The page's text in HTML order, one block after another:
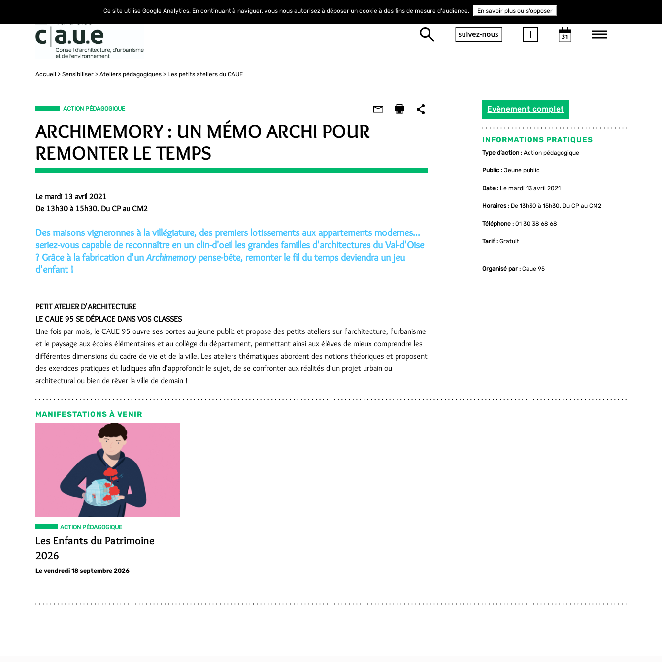
Accueil Sensibiliser Ateliers pédagogiques Les petits ateliers du CAUE
ACTION PÉDAGOGIQUE
ARCHIMEMORY : UN MÉMO ARCHI POUR
REMONTER LE TEMPS
Le mardi 13 avril 2021
De 13h30 à 15h30. Du CP au CM2
Des maisons vigneronnes à la villégiature, des premiers lotissements aux appartements modernes...
seriez-vous capable de reconnaître en un clin-d'oeil les grandes familles d'architectures du Val-d'Oise
? Grâce à la fabrication d'un Archimemorypense-bête, remonter le fil du temps deviendra un jeu
d'enfant !
PETIT ATELIER D'ARCHITECTURE
LE CAUE 95 SE DÉPLACE DANS VOS CLASSES
Une fois par mois, le CAUE 95 ouvre ses portes au jeune public et propose des petits ateliers sur l’architecture, l’urbanisme
et le paysage aux écoles élémentaires et au collège du département, permettant ainsi aux élèves de mieux comprendre les
différentes dimensions du cadre de vie et de la ville. Les ateliers thématiques abordent des notions théoriques et proposent
des exercices pratiques et ludiques afin d’approfondir le sujet, de se confronter aux réalités d’un projet urbain ou
architectural ou bien de rêver la ville de demain !
Evènement complet
INFORMATIONS PRATIQUES
Type d’action : Action pédagogique
Public : Jeune public
Date : Le mardi 13 avril 2021
Horaires : De 13h30 à 15h30. Du CP au CM2
Téléphone : 01 30 38 68 68
Tarif : Gratuit
Organisé par : Caue 95
MANIFESTATIONS À VENIR
ACTION PÉDAGOGIQUE
Les Enfants du Patrimoine
2026
Le vendredi 18 septembre 2026
Ce site utilise Google Analytics. En continuant à naviguer, vous nous autorisez à déposer un cookie à des fins de mesure d'audience. En savoir plus ou s'opposer